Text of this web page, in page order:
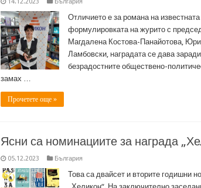
Отличието е за романа на
формулировката на журито с
Магдалена Костова-Панайотова,
Ламбовски, наградата се дава
безрадостните обществено-
замах …
Прочетете още »
Ясни са номинациите за награда
05.12.2023 България
Това са двайсет и вторите годишни